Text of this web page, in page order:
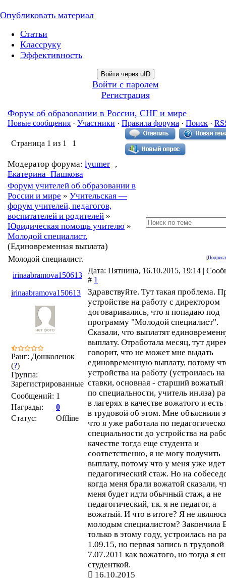
Опубликовать материал
Статьи
Классруку
Эффективность
Войти через uID
Войти с паролем
Регистрация
Форум об образовании в России, СНГ и мире
Новые сообщения · Участники · Правила форума · Поиск ·
Страница 1 из 1 1
Модератор форума: lyumer ,
Екатерина_Пашкова
Форум учителей об образовании в
России и мире » Учительская —
форум учителей, педагогов,
воспитателей и родителей »
Юридическая помощь учителю »
Молодой специалист.
(Единовременная выплата)
[
Молодой специалист.
irinaabramova150613
Дата: Пятница, 16.10.2015, 19:14 |
# 1
irinaabramova150613
Ранг: Дошколенок
(?)
Группа:
Зарегистрированные
Сообщений: 1
Награды:
0
Статус:
Offline
Здравствуйте. Тут такая проблема.
устройстве на работу с директором
договаривались, что я попадаю под
программу "Молодой специалист".
Сказали, что выплатят
выплату. Отработала месяц, тут
говорит, что не может мне выдать
единовременную выплату, потому
устройства на работу (устроилась
ставки, основная - старший вожатый
по специальности, учитель ин.яза)
в лагерях в качестве вожатого и есть
в трудовой об этом. Мне объяснили
что я уже работала по
специальности до устройства на
качестве тогда еще студента и
соответственно, я не могу получить
выплату, потому что у меня уже идет
педагогический стаж. Но на
когда меня брали вожатой сказали,
меня будет идти обычный стаж, а не
педагогический, т.к. я не педагог, а
вожатый. И что в итоге? Я не
молодым специалистом? Закончила
только в этому году, устроилась на
1.09.15, но первая запись в трудовой
7.07.2011 как вожатого, но тогда я
студенткой.
16.10.2015